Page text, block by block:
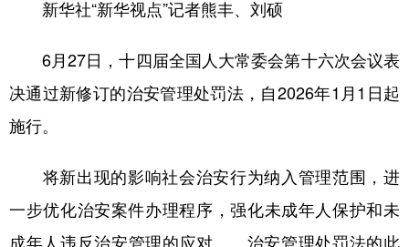
访谈 视频 图片
食品 人居 信息化 数字经济
学术中国
彩票 娱乐 时尚 悦读
公益 一带一路 亚太网 上市公司
新华社“新华视点”记者熊丰、刘硕
6月27日，十四届全国人大常委会第十六次会议表
决通过新修订的治安管理处罚法，自2026年1月1日起
施行。
将新出现的影响社会治安行为纳入管理范围，进
一步优化治安案件办理程序，强化未成年人保护和未
成年人违反治安管理的应对……治安管理处罚法的此